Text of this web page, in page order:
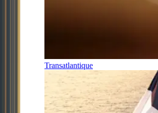
Transatlantique